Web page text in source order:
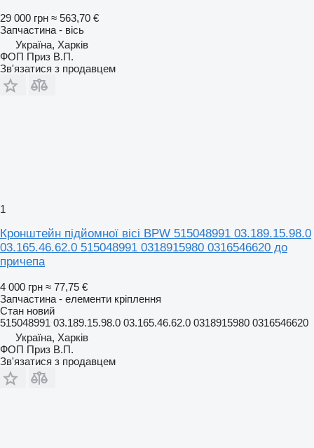
29 000 грн ≈ 563,70 €
Запчастина - вісь
Україна, Харків
ФОП Приз В.П.
Зв'язатися з продавцем
1
Кронштейн підйомної вісі BPW 515048991 03.189.15.98.0
03.165.46.62.0 515048991 0318915980 0316546620 до
причепа
4 000 грн ≈ 77,75 €
Запчастина - елементи кріплення
Стан новий
515048991 03.189.15.98.0 03.165.46.62.0 0318915980 0316546620
Україна, Харків
ФОП Приз В.П.
Зв'язатися з продавцем